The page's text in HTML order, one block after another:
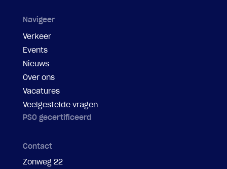
Navigeer
Verkeer
Events
Nieuws
Over ons
Vacatures
Veelgestelde vragen
PSO gecertificeerd
Contact
Zonweg 22